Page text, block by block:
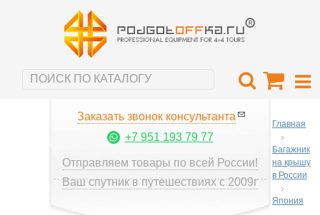
Заказать звонок консультанта
+7 951 193 79 77
Отправляем товары по всей России!
Ваш спутник в путешествиях с 2009г
Главная
Багажник
на крышу
в России
Япония